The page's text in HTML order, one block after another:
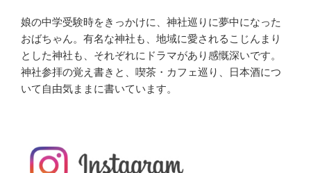
娘の中学受験時をきっかけに、神社巡りに夢中になった
おばちゃん。有名な神社も、地域に愛されるこじんまり
とした神社も、それぞれにドラマがあり感慨深いです。
神社参拝の覚え書きと、喫茶・カフェ巡り、日本酒につ
いて自由気ままに書いています。